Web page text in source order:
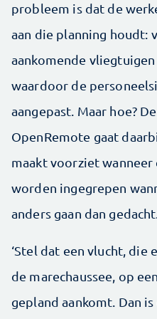
probleem is dat de
aan die planning houdt:
aankomende
waardoor de
aangepast. Maar hoe?
OpenRemote gaat
maakt voorziet
worden ingegrepen
anders gaan dan
‘Stel dat een vlucht, die
de marechaussee, op
gepland aankomt. Dan